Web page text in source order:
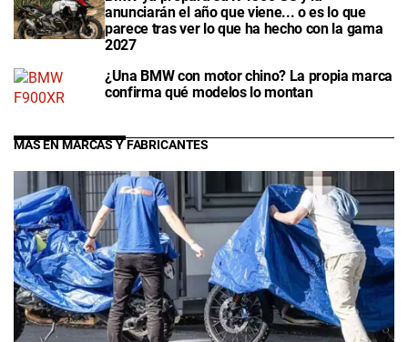
anunciarán el año que viene... o es lo que
parece tras ver lo que ha hecho con la gama
2027
¿Una BMW con motor chino? La propia marca
confirma qué modelos lo montan
MÁS EN MARCAS Y FABRICANTES